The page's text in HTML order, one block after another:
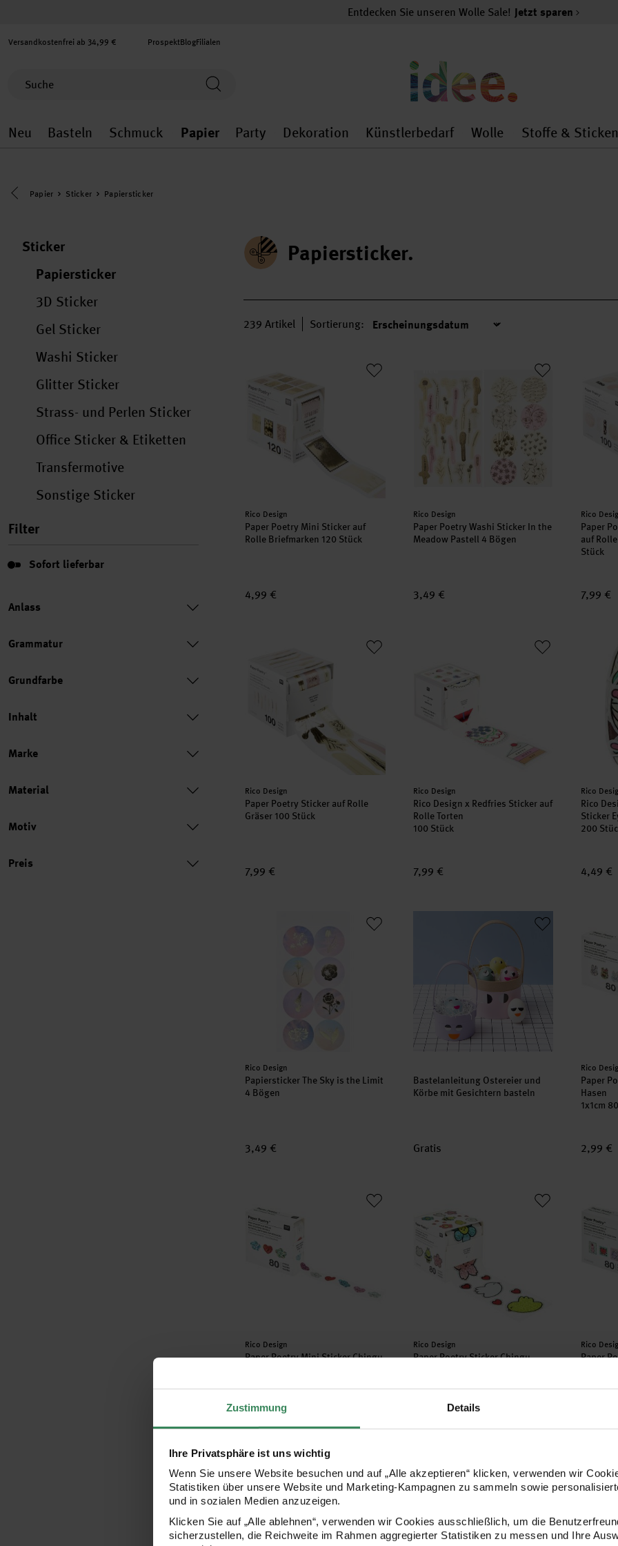
Zustimmung Details
Ihre Privatsphäre ist uns wichtig
Wenn Sie unsere Website besuchen und auf „Alle akzeptieren“ klicken, verwenden wir
Statistiken über unsere Website und Marketing-Kampagnen zu sammeln sowie
und in sozialen Medien anzuzeigen.
Klicken Sie auf „Alle ablehnen“, verwenden wir Cookies ausschließlich, um die
sicherzustellen, die Reichweite im Rahmen aggregierter Statistiken zu messen und Ihre
Entdecken Sie unseren Wolle Sale! Jetzt sparen
Versandkostenfrei ab 34,99 € ProspektBlogFilialen
Neu
Neu general.openMenu
Basteln
Basteln general.openMenu
Schmuck
Schmuck general.openMenu
Papier
Papier general.openMenu
Party
Party general.openMenu
Dekoration
Dekoration general.openMenu
Künstlerbedarf
Künstlerbedarf
Wolle
Wolle
Stoffe & Sticken
Eine Kategorie zurück navigieren
Papier Sticker Papiersticker
Sticker
Papiersticker
3D Sticker
Gel Sticker
Washi Sticker
Glitter Sticker
Strass- und Perlen Sticker
Office Sticker & Etiketten
Transfermotive
Sonstige Sticker
Filter
Sofort lieferbar
Sofort lieferbar
Anlass
Grammatur
Grundfarbe
Inhalt
Marke
Material
Motiv
Preis
Preis
Papiersticker
239 Artikel Sortierung:
Sortierung
Hersteller:
Rico Design
Paper Poetry Mini Sticker auf
Rolle Briefmarken 120 Stück
4,99 €
Hersteller:
Rico Design
Paper Poetry Washi Sticker In the
Meadow Pastell 4 Bögen
3,49 €
Rico
Paper
auf
Stück
7,99 €
Hersteller:
Rico Design
Paper Poetry Sticker auf Rolle
Gräser 100 Stück
7,99 €
Hersteller:
Rico Design
Rico Design x Redfries Sticker auf
Rolle Torten
100 Stück
7,99 €
Rico
Rico
Sticker
200
4,49 €
Hersteller:
Rico Design
Papiersticker The Sky is the Limit
4 Bögen
3,49 €
Bastelanleitung Ostereier und Körbe mit
Bastelanleitung Ostereier und
Körbe mit Gesichtern basteln
Gratis
Rico
Paper
Hasen
2,99 €
Hersteller:
Rico Design
Paper Poetry Mini-Sticker Chingu
2,99 €
Hersteller:
Rico Design
Paper Poetry Sticker Chingu
Rico
Paper